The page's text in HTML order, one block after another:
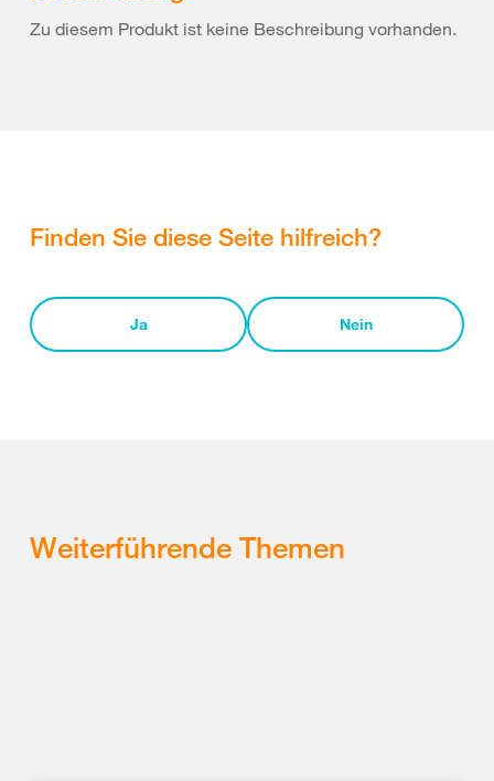
Zu diesem Produkt ist keine Beschreibung vorhanden.
Finden Sie diese Seite hilfreich?
Ja Nein
Weiterführende Themen